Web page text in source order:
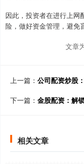
因此，投资者在进行上网
险，做好资金管理，避免
文章
上一篇： 公司配资炒股
下一篇： 金股配资：解
相关文章